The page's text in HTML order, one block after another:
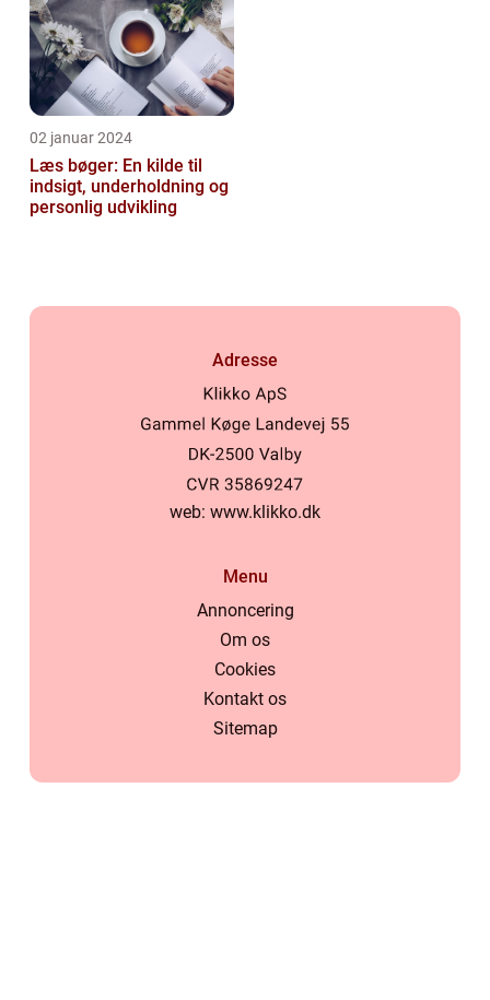
02 januar 2024
Læs bøger: En kilde til
indsigt, underholdning og
personlig udvikling
Adresse
web: www.klikko.dk
Menu
Annoncering
Om os
Cookies
Kontakt os
Sitemap